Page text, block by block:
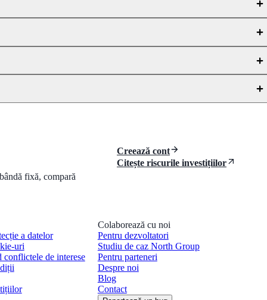
fixă, compară
Creează cont
Citește riscurile investițiilor
a datelor
uri
de interese
Colaborează cu noi
Pentru dezvoltatori
Studiu de caz North Group
Pentru parteneri
Despre noi
Blog
Contact